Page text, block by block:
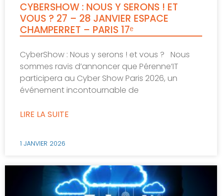
CYBERSHOW : NOUS Y SERONS ! ET
VOUS ? 27 – 28 JANVIER ESPACE
CHAMPERRET – PARIS 17ᵉ
CyberShow : Nous y serons ! et vous ? Nous
sommes ravis d’annoncer que Pérenne’IT
participera au Cyber Show Paris 2026, un
événement incontournable de
LIRE LA SUITE
1 JANVIER 2026